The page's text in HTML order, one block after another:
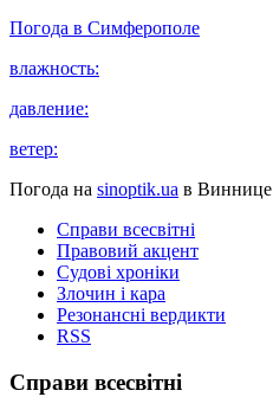
Погода в Симферополе
влажность:
давление:
ветер:
Погода на sinoptik.ua в Виннице
Справи всесвітні
Правовий акцент
Судові хроніки
Злочин і кара
Резонансні вердикти
RSS
Справи всесвітні